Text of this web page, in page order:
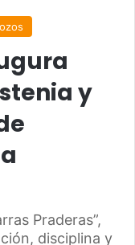
y
Praderas”,
disciplina y